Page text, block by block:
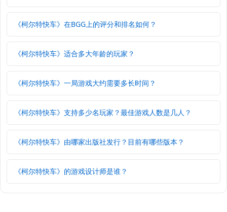
《柯尔特快车》在BGG上的评分和排名如何？
《柯尔特快车》适合多大年龄的玩家？
《柯尔特快车》一局游戏大约需要多长时间？
《柯尔特快车》支持多少名玩家？最佳游戏人数是几人？
《柯尔特快车》由哪家出版社发行？目前有哪些版本？
《柯尔特快车》的游戏设计师是谁？